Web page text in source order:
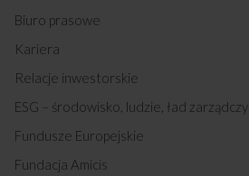
Biuro prasowe
Kariera
Relacje inwestorskie
ESG – środowisko, ludzie, ład zarządczy
Fundusze Europejskie
Fundacja Amicis